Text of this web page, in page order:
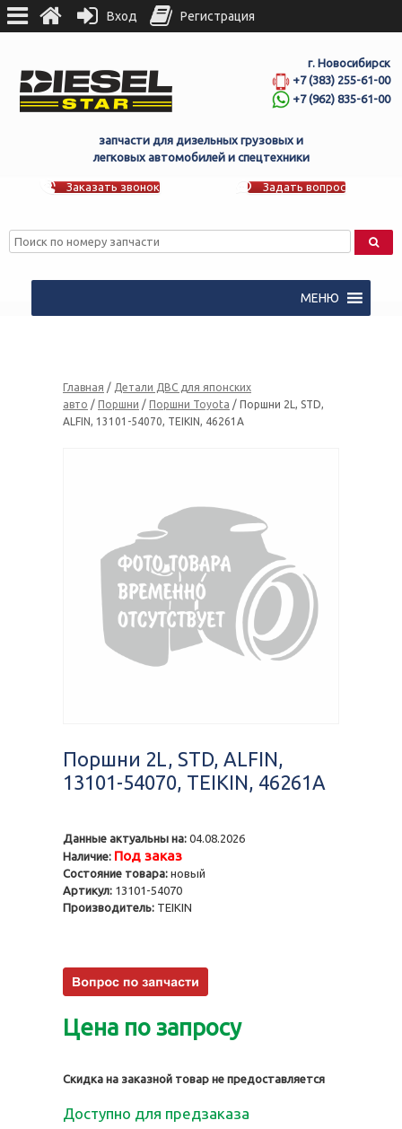
г. Новосибирск
+7 (383) 255-61-00
+7 (962) 835-61-00
запчасти для дизельных грузовых и
легковых автомобилей и спецтехники
Заказать звонок Задать вопрос
МЕНЮ
Главная / Детали ДВС для японских
авто / Поршни / Поршни Toyota / Поршни 2L, STD,
ALFIN, 13101-54070, TEIKIN, 46261A
Поршни 2L, STD, ALFIN,
13101-54070, TEIKIN, 46261A
Данные актуальны на: 04.08.2026
Наличие: Под заказ
Состояние товара: новый
Артикул: 13101-54070
Производитель: TEIKIN
Цена по запросу
Скидка на заказной товар не предоставляется
Доступно для предзаказа
Вход Регистрация